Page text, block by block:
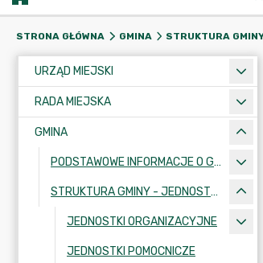
STRONA GŁÓWNA GMINA STRUKTURA
URZĄD MIEJSKI
RADA MIEJSKA
GMINA
PODSTAWOWE INFORMACJE O GMINIE
STRUKTURA GMINY - JEDNOSTKI I INSTYTUCJE
JEDNOSTKI ORGANIZACYJNE
JEDNOSTKI POMOCNICZE